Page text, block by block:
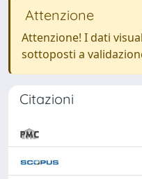
Attenzione
Attenzione! I dati
sottoposti a
Citazioni